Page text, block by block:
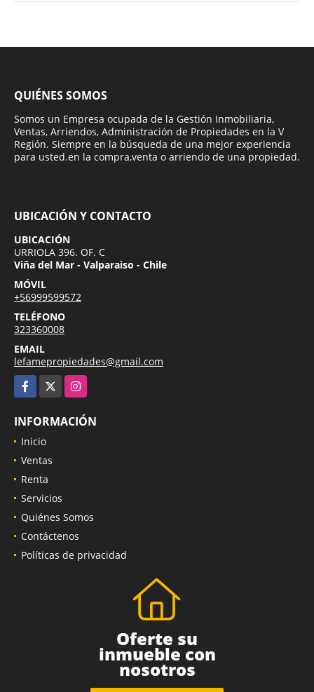
QUIÉNES SOMOS
Somos un Empresa ocupada de la Gestión Inmobiliaria,
Ventas, Arriendos, Administración de Propiedades en la V
Región. Siempre en la búsqueda de una mejor experiencia
para usted.en la compra,venta o arriendo de una propiedad.
UBICACIÓN Y CONTACTO
UBICACIÓN
URRIOLA 396. OF. C
Viña del Mar - Valparaiso - Chile
MÓVIL
+56999599572
TELÉFONO
323360008
EMAIL
lefamepropiedades@gmail.com
Facebook
Instagram
INFORMACIÓN
Inicio
Ventas
Renta
Servicios
Quiénes Somos
Contáctenos
Políticas de privacidad
Oferte su
inmueble con
nosotros